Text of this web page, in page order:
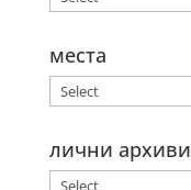
места
лични архиви